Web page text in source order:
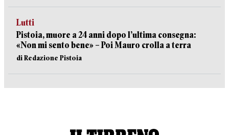
Lutti
Pistoia, muore a 24 anni dopo l’ultima consegna:
«Non mi sento bene» – Poi Mauro crolla a terra
di Redazione Pistoia